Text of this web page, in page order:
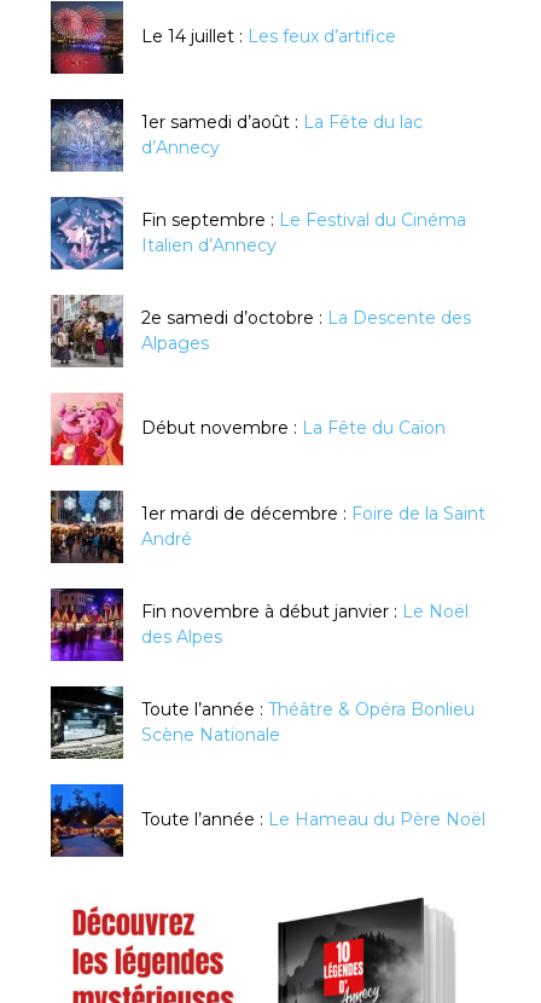
Le 14 juillet : Les feux d’artifice
1er samedi d’août : La Fête du lac
d’Annecy
Fin septembre : Le Festival du Cinéma
Italien d’Annecy
2e samedi d’octobre : La Descente des
Alpages
Début novembre : La Fête du Caïon
1er mardi de décembre : Foire de la Saint
André
Fin novembre à début janvier : Le Noël
des Alpes
Toute l’année : Théâtre & Opéra Bonlieu
Scène Nationale
Toute l’année : Le Hameau du Père Noël